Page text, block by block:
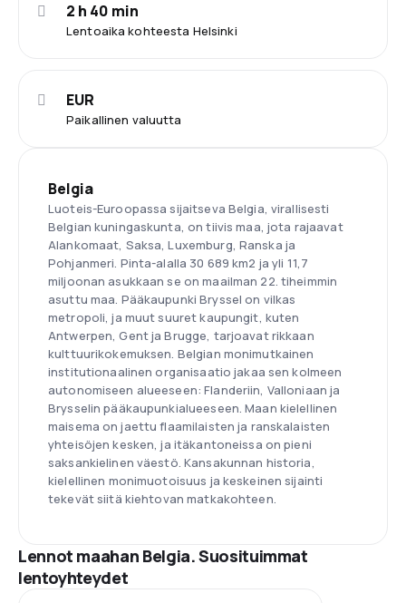
Lentoaika kohteesta Helsinki
2 h 40 min
Paikallinen valuutta
EUR
Belgia
Luoteis-Euroopassa sijaitseva Belgia, virallisesti
Belgian kuningaskunta, on tiivis maa, jota rajaavat
Alankomaat, Saksa, Luxemburg, Ranska ja
Pohjanmeri. Pinta-alalla 30 689 km2 ja yli 11,7
miljoonan asukkaan se on maailman 22. tiheimmin
asuttu maa. Pääkaupunki Bryssel on vilkas
metropoli, ja muut suuret kaupungit, kuten
Antwerpen, Gent ja Brugge, tarjoavat rikkaan
kulttuurikokemuksen. Belgian monimutkainen
institutionaalinen organisaatio jakaa sen kolmeen
autonomiseen alueeseen: Flanderiin, Valloniaan ja
Brysselin pääkaupunkialueeseen. Maan kielellinen
maisema on jaettu flaamilaisten ja ranskalaisten
yhteisöjen kesken, ja itäkantoneissa on pieni
saksankielinen väestö. Kansakunnan historia,
kielellinen monimuotoisuus ja keskeinen sijainti
tekevät siitä kiehtovan matkakohteen.
Lennot maahan Belgia. Suosituimmat
lentoyhteydet